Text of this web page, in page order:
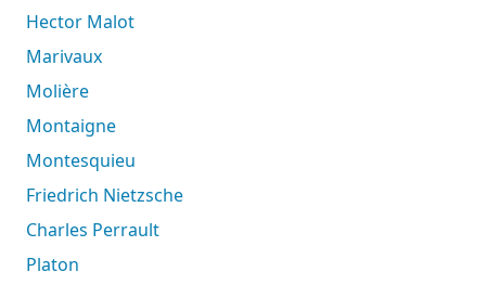
Hector Malot
Marivaux
Molière
Montaigne
Montesquieu
Friedrich Nietzsche
Charles Perrault
Platon